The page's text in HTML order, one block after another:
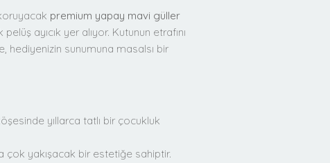
premium yapay mavi güller
ayıcık yer alıyor. Kutunun etrafını
hediyenizin sunumuna masalsı bir
yıllarca tatlı bir çocukluk
çok yakışacak bir estetiğe sahiptir.